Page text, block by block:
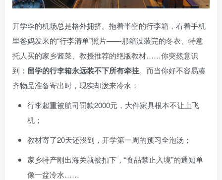
开学季的机场总是格外拥挤。拖着半空的行李箱，看着手机
里爸妈发来的“行李清单”照片——那箱没装完的冬衣、特意
托人买的家乡酱菜、教授推荐的绝版教材……你突然意识
到： 留学的行李箱永远装不下所有牵挂。而当你好不容易凑
齐物品准备寄出时，现实却泼来冷水：
行李超重被航司罚款2000元，大件家具根本不让上飞
机；
教材寄了20天还没到，开学第一周的预习全泡汤；
家乡特产刚出海关就被扣下，“食品禁止入境”的通知单
像一盆冷水……